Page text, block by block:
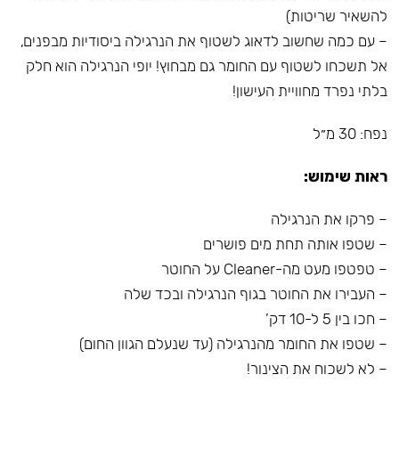
להשאיר שריטות)
– עם כמה שחשוב לדאוג לשטוף את הנרגילה ביסודיות מבפנים,
אל תשכחו לשטוף עם החומר גם מבחוץ! יופי הנרגילה הוא חלק
בלתי נפרד מחוויית העישון!
נפח: 30 מ״ל
ראות שימוש:
– פרקו את הנרגילה
– שטפו אותה תחת מים פושרים
– טפטפו מעט מה-Cleaner על החוטר
– העבירו את החוטר בגוף הנרגילה ובכד שלה
– חכו בין 5 ל-10 דק’
– שטפו את החומר מהנרגילה (עד שנעלם הגוון החום)
– לא לשכוח את הצינור!